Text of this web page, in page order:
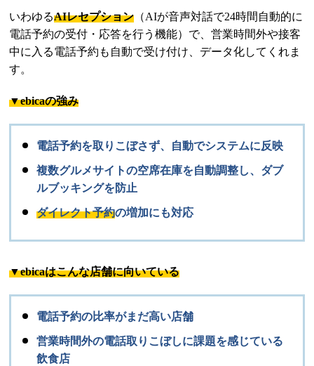
いわゆるAIレセプション （AIが音声対話で24時間自動的に
電話予約の受付・応答を行う機能）で、営業時間外や接客
中に入る電話予約も自動で受け付け、データ化してくれま
す。
▼ebicaの強み
電話予約を取りこぼさず、自動でシステムに反映
複数グルメサイトの空席在庫を自動調整し、ダブ
ルブッキングを防止
ダイレクト予約の増加にも対応
▼ebicaはこんな店舗に向いている
電話予約の比率がまだ高い店舗
営業時間外の電話取りこぼしに課題を感じている
飲食店